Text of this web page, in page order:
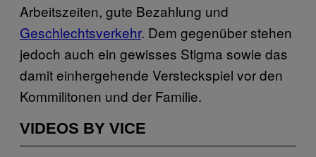
Arbeitszeiten, gute Bezahlung und
Geschlechtsverkehr. Dem gegenüber stehen
jedoch auch ein gewisses Stigma sowie das
damit einhergehende Versteckspiel vor den
Kommilitonen und der Familie.
VIDEOS BY VICE